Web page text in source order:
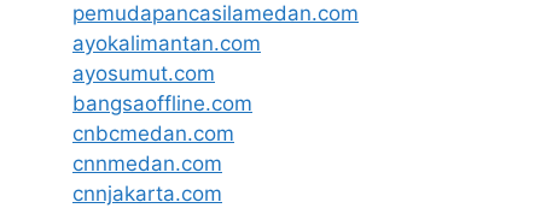
pemudapancasilamedan.com
ayokalimantan.com
ayosumut.com
bangsaoffline.com
cnbcmedan.com
cnnmedan.com
cnnjakarta.com